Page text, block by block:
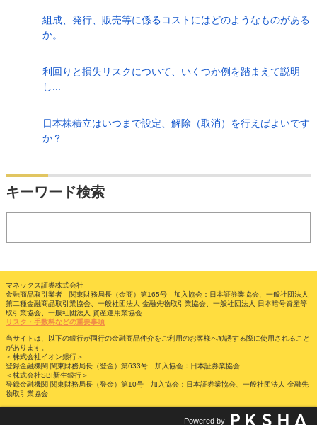
組成、発行、販売等に係るコストにはどのようなものがある
か。
利回りと損失リスクについて、いくつか例を踏まえて説明
し...
日本株積立はいつまで設定、解除（取消）を行えばよいです
か？
キーワード検索
マネックス証券株式会社
金融商品取引業者 関東財務局長（金商）第165号 加入協会：日本証券業協会、一般社団法人
第二種金融商品取引業協会、一般社団法人 金融先物取引業協会、一般社団法人 日本暗号資産等
取引業協会、一般社団法人 資産運用業協会
リスク・手数料などの重要事項
当サイトは、以下の銀行が同行の金融商品仲介をご利用のお客様へ勧誘する際に使用されること
があります。
＜株式会社イオン銀行＞
登録金融機関 関東財務局長（登金）第633号 加入協会：日本証券業協会
＜株式会社SBI新生銀行＞
登録金融機関 関東財務局長（登金）第10号 加入協会：日本証券業協会、一般社団法人 金融先
物取引業協会
Powered by